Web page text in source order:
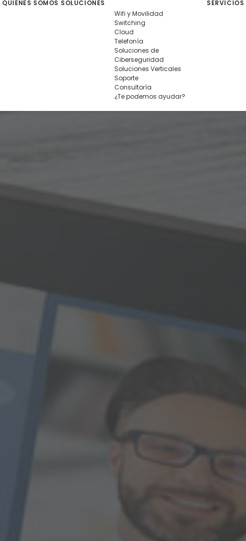
QUIÉNES SOMOS SOLUCIONES
Wifi y Movilidad
Switching
Cloud
Telefonía
Soluciones de
Ciberseguridad
Soluciones Verticales
Soporte
Consultoría
¿Te podemos ayudar?
SERVICIOS